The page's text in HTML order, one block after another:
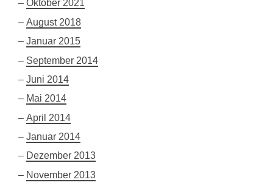
Oktober 2021
August 2018
Januar 2015
September 2014
Juni 2014
Mai 2014
April 2014
Januar 2014
Dezember 2013
November 2013